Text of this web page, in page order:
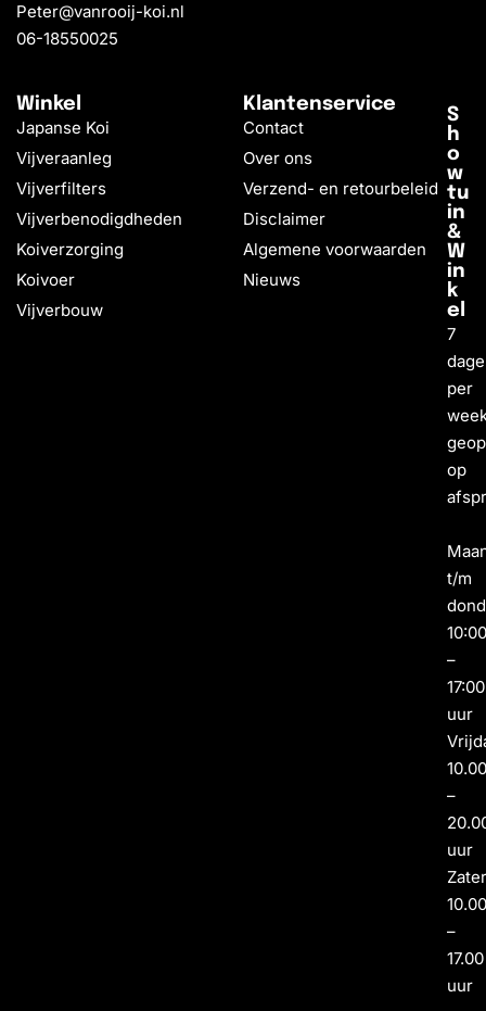
Peter@vanrooij-koi.nl
06-18550025
Winkel
Japanse Koi
Vijveraanleg
Vijverfilters
Vijverbenodigdheden
Koiverzorging
Koivoer
Vijverbouw
Klantenservice
Contact
Over ons
Verzend- en retourbeleid
Disclaimer
Algemene voorwaarden
Nieuws
S
h
o
w
tu
in
&
W
in
k
el
7
per
op
t/m
–
17:00
uur
–
uur
–
17.00
uur